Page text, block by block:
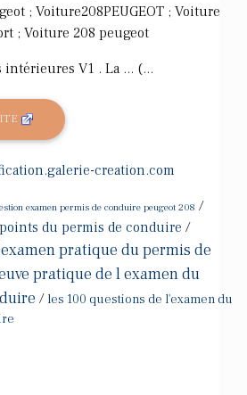
; Voiture208PEUGEOT ; Voiture
; Voiture 208 peugeot
intérieures V1 . La ... (...
creation.com
examen permis de conduire peugeot 208 /
du permis de conduire /
pratique du permis de
pratique de l examen du
/ les 100 questions de l'examen du